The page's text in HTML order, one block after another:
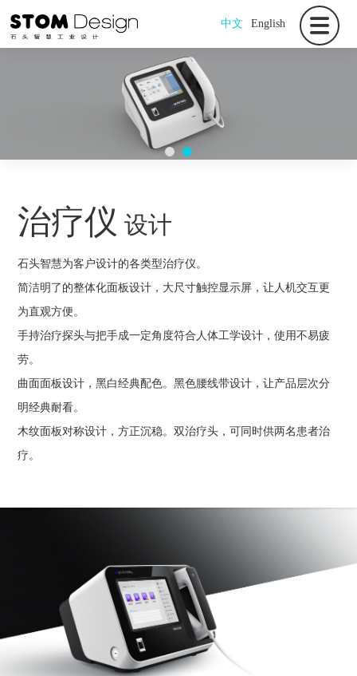
中文 English
治疗仪 设计
石头智慧为客户设计的各类型治疗仪。
简洁明了的整体化面板设计，大尺寸触控显示屏，让人机交互更
为直观方便。
手持治疗探头与把手成一定角度符合人体工学设计，使用不易疲
劳。
曲面面板设计，黑白经典配色。黑色腰线带设计，让产品层次分
明经典耐看。
木纹面板对称设计，方正沉稳。双治疗头，可同时供两名患者治
疗。